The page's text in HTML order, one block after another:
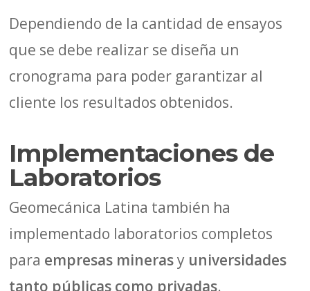
Dependiendo de la cantidad de ensayos
que se debe realizar se diseña un
cronograma para poder garantizar al
cliente los resultados obtenidos.
Implementaciones de
Laboratorios
Geomecánica Latina también ha
implementado laboratorios completos
para empresas minerasy universidades
tanto públicas como privadas.